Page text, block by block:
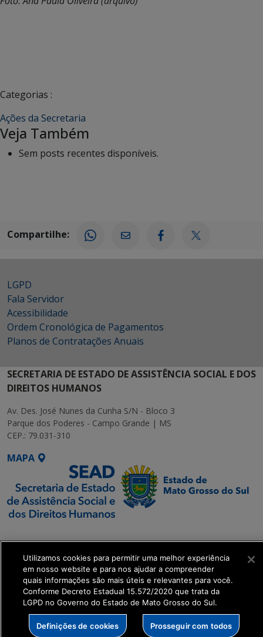
Categorias :
Ações da Secretaria
Veja Também
Sem posts recentes disponíveis.
Compartilhe:
LGPD
Fala Servidor
Acessibilidade
Ordem Cronológica de Pagamentos
Planos de Contratações Anuais
SECRETARIA DE ESTADO DE ASSISTÊNCIA SOCIAL E DOS
DIREITOS HUMANOS
Av. Des. José Nunes da Cunha S/N - Bloco 3
Parque dos Poderes - Campo Grande | MS
CEP.: 79.031-310
MAPA
Executiva de
Transformação Digital
get_footer();
Utilizamos cookies para permitir uma melhor experiência
em nosso website e para nos ajudar a compreender
quais informações são mais úteis e relevantes para você.
Conforme Decreto Estadual 15.572/2020 que trata da
LGPD no Governo do Estado de Mato Grosso do Sul.
Definições de cookies Prosseguir com todos